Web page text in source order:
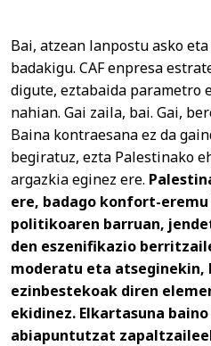
Bai, atzean lanpostu asko
badakigu. CAF enpresa
digute, eztabaida parametro
nahian. Gai zaila, bai. Gai,
Baina kontraesana ez da
begiratuz, ezta Palestinako
argazkia eginez ere.
ere, badago konfort-
politikoaren barruan,
den eszenifikazio
moderatu eta atseginekin,
ezinbestekoak diren
ekidinez. Elkartasuna
abiapuntutzat